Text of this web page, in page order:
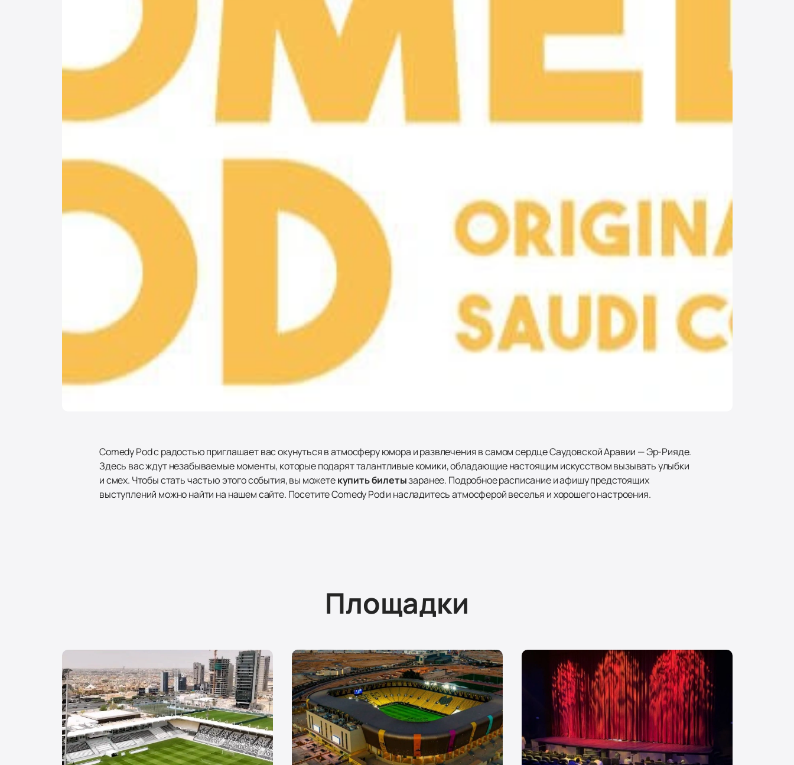
Comedy Pod с радостью приглашает вас окунуться в атмосферу юмора и развлечения в самом сердце Саудовской Аравии — Эр-Рияде.
Здесь вас ждут незабываемые моменты, которые подарят талантливые комики, обладающие настоящим искусством вызывать улыбки
и смех. Чтобы стать частью этого события, вы можетекупить билетызаранее. Подробное расписание и афишу предстоящих
выступлений можно найти на нашем сайте. Посетите Comedy Pod и насладитесь атмосферой веселья и хорошего настроения.
Площадки